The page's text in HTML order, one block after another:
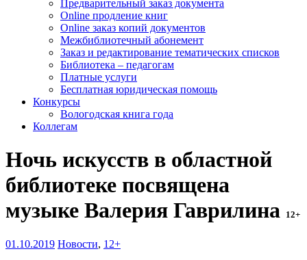
Предварительный заказ документа
Online продление книг
Online заказ копий документов
Межбиблиотечный абонемент
Заказ и редактирование тематических списков
Библиотека – педагогам
Платные услуги
Бесплатная юридическая помощь
Конкурсы
Вологодская книга года
Коллегам
Ночь искусств в областной
библиотеке посвящена
музыке Валерия Гаврилина 12+
01.10.2019 Новости, 12+